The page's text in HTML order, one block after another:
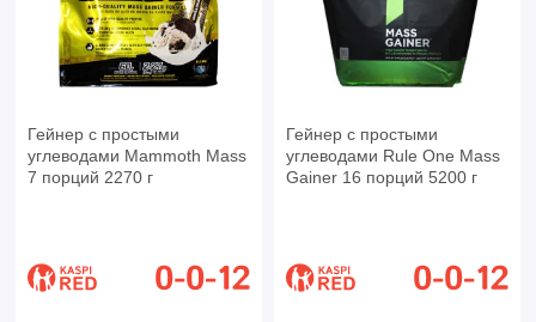
Гейнер с простыми
углеводами Mammoth Mass
7 порций 2270 г
Гейнер с простыми
углеводами Rule One Mass
Gainer 16 порций 5200 г